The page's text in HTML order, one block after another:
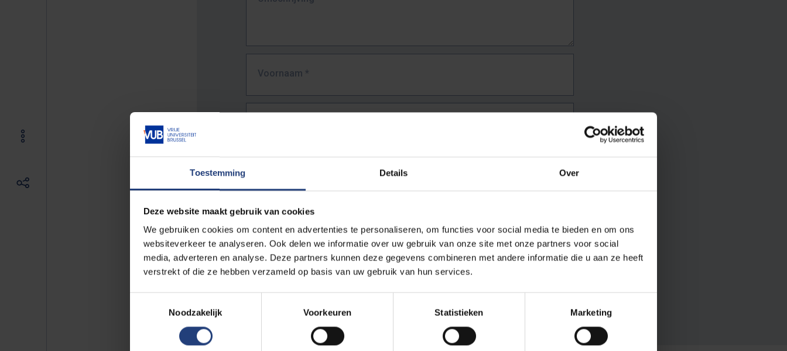
Toestemming Details Over
Deze website maakt gebruik van cookies
We gebruiken cookies om content en advertenties te personaliseren, om functies voor social media te bieden en om ons
websiteverkeer te analyseren. Ook delen we informatie over uw gebruik van onze site met onze partners voor social
media, adverteren en analyse. Deze partners kunnen deze gegevens combineren met andere informatie die u aan ze heeft
verstrekt of die ze hebben verzameld op basis van uw gebruik van hun services.
Noodzakelijk
Voorkeuren Statistieken Marketing
Voornaam *
URL*
De volledige URL van de pagina waar je de fout zag.
Bv. https://www.vub.be/nl/studeren-aan-de-vub/alle-opleidingen